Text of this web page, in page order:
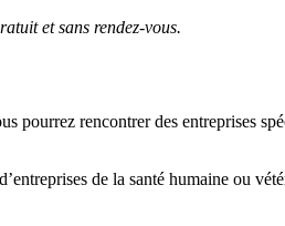
et sans rendez-vous.
pourrez rencontrer des entreprises
de la santé humaine ou